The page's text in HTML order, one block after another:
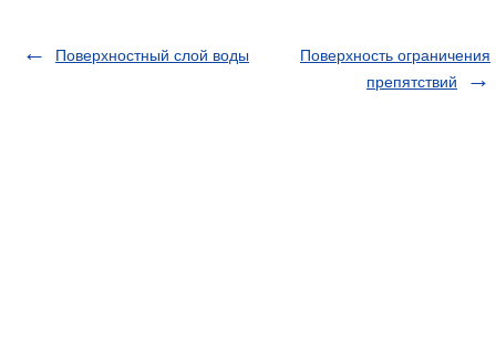
Поверхностный слой воды
Поверхность ограничения
препятствий